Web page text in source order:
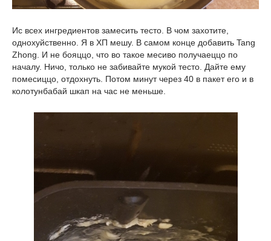
Ис всех ингредиентов замесить тесто. В чом захотите,
однохуйственно. Я в ХП мешу. В самом конце добавить Tang
Zhong. И не бояццо, что во такое месиво получаеццо по
началу. Ничо, только не забивайте мукой тесто. Дайте ему
помесиццо, отдохнуть. Потом минут через 40 в пакет его и в
колотунбабай шкап на час не меньше.